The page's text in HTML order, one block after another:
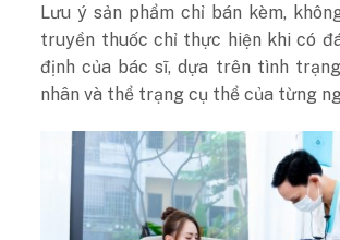
Lưu ý sản phẩm chỉ bán kèm,
truyền thuốc chỉ thực hiện khi có
định của bác sĩ, dựa trên tình
nhân và thể trạng cụ thể của từng